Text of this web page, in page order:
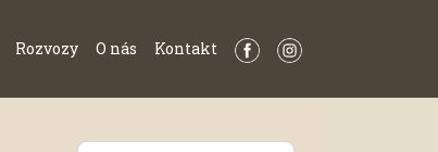
Rozvozy O nás Kontakt